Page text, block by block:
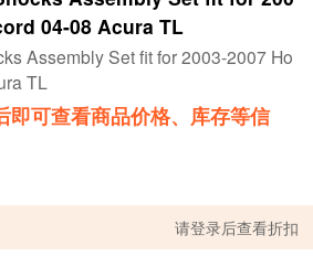
04-08 Acura TL
Assembly Set fit for 2003-2007 Ho
TL
即可查看商品价格、库存等信
请登录后查看折扣